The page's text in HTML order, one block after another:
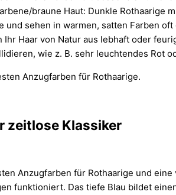
braune Haut: Dunkle Rothaarige
und sehen in warmen, satten Farben oft
Ihr Haar von Natur aus lebhaft oder
wie z. B. sehr leuchtendes Rot
Anzugfarben für Rothaarige.
zeitlose Klassiker
Anzugfarben für Rothaarige und
funktioniert. Das tiefe Blau bildet